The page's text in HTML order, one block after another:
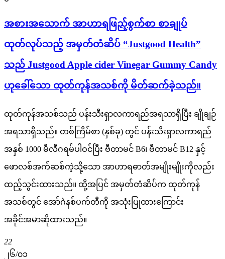
အစားအသောက် အာဟာရဖြည့်စွက်စာ စာချုပ်
ထုတ်လုပ်သည့် အမှတ်တံဆိပ် “Justgood Health”
သည် Justgood Apple cider Vinegar Gummy Candy
ဟုခေါ်သော ထုတ်ကုန်အသစ်ကို မိတ်ဆက်ခဲ့သည်။
ထုတ်ကုန်အသစ်သည် ပန်းသီးရှာလကာရည်အရသာရှိပြီး ချိုချဉ်
အရသာရှိသည်။ တစ်ကြိမ်စာ (နှစ်ခု) တွင် ပန်းသီးရှာလကာရည်
အနှစ် 1000 မီလီဂရမ်ပါဝင်ပြီး ဗီတာမင် B6၊ ဗီတာမင် B12 နှင့်
ဖောလစ်အက်ဆစ်ကဲ့သို့သော အာဟာရဓာတ်အမျိုးမျိုးကိုလည်း
ထည့်သွင်းထားသည်။ ထို့အပြင် အမှတ်တံဆိပ်က ထုတ်ကုန်
အသစ်တွင် အော်ဂဲနစ်ပက်တီကို အသုံးပြုထားကြောင်း
အခိုင်အမာဆိုထားသည်။
22
၂၆/၀၁